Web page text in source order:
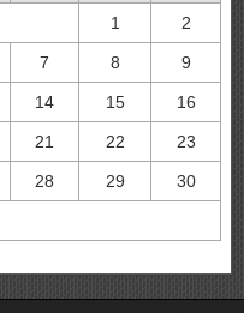
1 2
7 8 9
14 15 16
21 22 23
28 29 30